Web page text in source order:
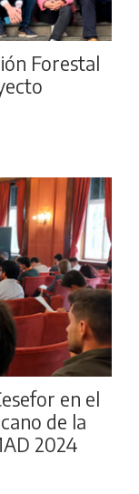
Forestal
en el
de la
2024